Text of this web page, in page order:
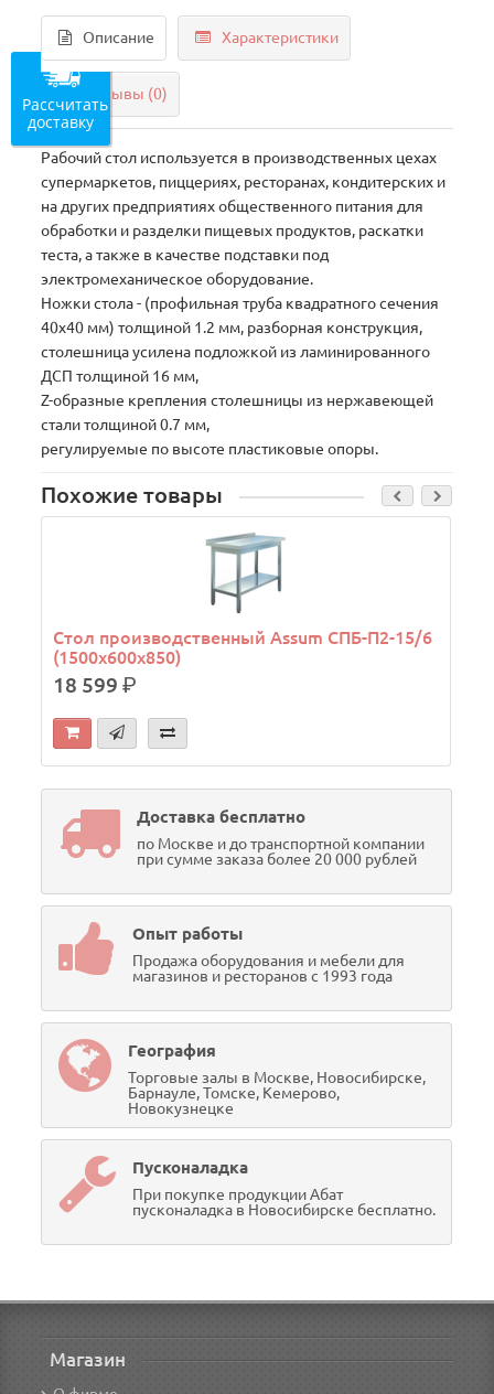
Описание Характеристики
Отзывы (0)
Рабочий стол используется в производственных цехах
супермаркетов, пиццериях, ресторанах, кондитерских и
на других предприятиях общественного питания для
обработки и разделки пищевых продуктов, раскатки
теста, а также в качестве подставки под
электромеханическое оборудование.
Ножки стола - (профильная труба квадратного сечения
40х40 мм) толщиной 1.2 мм, разборная конструкция,
столешница усилена подложкой из ламинированного
ДСП толщиной 16 мм,
Z-образные крепления столешницы из нержавеющей
стали толщиной 0.7 мм,
регулируемые по высоте пластиковые опоры.
Похожие товары
Стол производственный Assum СПБ-П2-15/6
(1500х600х850)
18 599р.
Доставка бесплатно
по Москве и до транспортной компании
при сумме заказа более 20 000 рублей
Опыт работы
Продажа оборудования и мебели для
магазинов и ресторанов с 1993 года
География
Торговые залы в Москве, Новосибирске,
Барнауле, Томске, Кемерово,
Новокузнецке
Пусконаладка
При покупке продукции Абат
пусконаладка в Новосибирске бесплатно.
Магазин
Рассчитать
доставку